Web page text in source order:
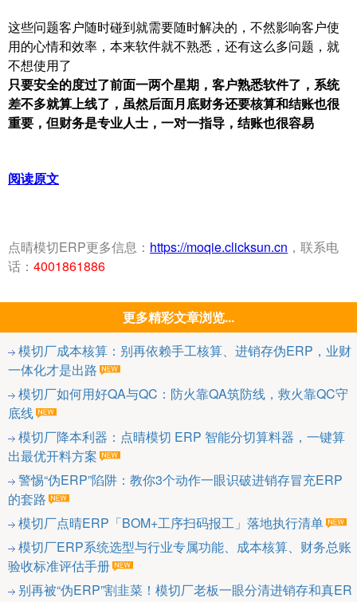
这些问题客户随时碰到就需要随时解决的，不然影响客户使
用的心情和效率，本来软件就不熟悉，还有这么多问题，就
不想使用了
只要安全的度过了前面一两个星期，客户熟悉软件了，系统
差不多就算上线了，虽然后面月底财务还要核算和结账也很
重要，但财务是专业人士，一对一指导，结账也很容易
阅读原文
点晴模切ERP更多信息： https://moqie.clicksun.cn ，联系电
话： 4001861886
更多精彩文章浏览...
模切厂成本核算：别再依赖手工核算、进销存伪ERP，业财
一体化才是出路
模切厂如何用好QA与QC：防火靠QA筑防线，救火靠QC守
底线
模切厂降本利器：点晴模切 ERP 智能分切算料器，一键算
出最优开料方案
警惕“伪ERP”陷阱：教你3个动作一眼识破进销存冒充ERP
的套路
模切厂点晴ERP「BOM+工序扫码报工」落地执行清单
模切厂ERP系统选型与行业专属功能、成本核算、财务总账
验收标准评估手册
别再被“伪ERP”割韭菜！模切厂老板一眼分清进销存和真ER